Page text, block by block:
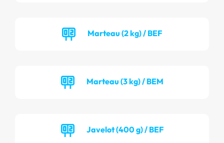
Marteau (2 kg) / BEF
Marteau (3 kg) / BEM
Javelot (400 g) / BEF